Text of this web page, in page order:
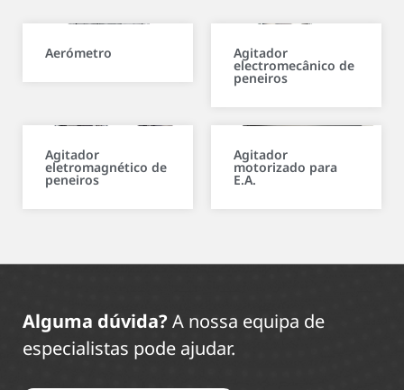
Aerómetro Agitador
electromecânico de
peneiros
Agitador
eletromagnético de
peneiros
Agitador
motorizado para
E.A.
Alguma dúvida? A nossa equipa de
especialistas pode ajudar.